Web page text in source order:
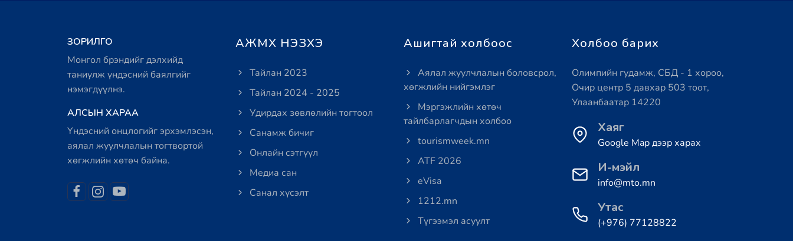
ЗОРИЛГО
Монгол брэндийг дэлхийд
таниулж үндэсний баялгийг
нэмэгдүүлнэ.
АЛСЫН ХАРАА
Үндэсний онцлогийг эрхэмлэсэн,
аялал жуулчлалын тогтвортой
хөгжлийн хөтөч байна.
АЖМХ НЭЗХЭ
Тайлан 2023
Тайлан 2024 - 2025
Удирдах зөвлөлийн тогтоол
Санамж бичиг
Онлайн сэтгүүл
Медиа сан
Санал хүсэлт
Ашигтай холбоос
Аялал жуулчлалын боловсрол,
хөгжлийн нийгэмлэг
Мэргэжлийн хөтөч
тайлбарлагчдын холбоо
tourismweek.mn
ATF 2026
eVisa
1212.mn
Түгээмэл асуулт
Холбоо барих
Олимпийн гудамж, СБД - 1 хороо,
Очир центр 5 давхар 503 тоот,
Улаанбаатар 14220
Хаяг
Google Map дээр харах
И-мэйл
info@mto.mn
Утас
(+976) 77128822